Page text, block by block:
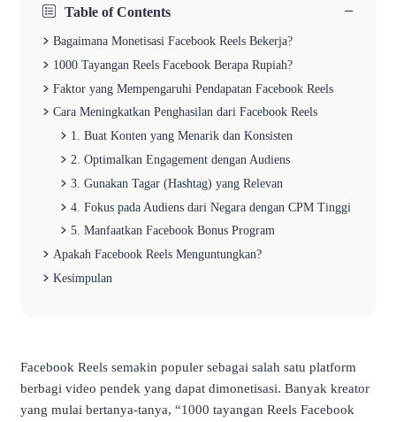
Table of Contents −
Bagaimana Monetisasi Facebook Reels Bekerja?
1000 Tayangan Reels Facebook Berapa Rupiah?
Faktor yang Mempengaruhi Pendapatan Facebook Reels
Cara Meningkatkan Penghasilan dari Facebook Reels
1. Buat Konten yang Menarik dan Konsisten
2. Optimalkan Engagement dengan Audiens
3. Gunakan Tagar (Hashtag) yang Relevan
4. Fokus pada Audiens dari Negara dengan CPM Tinggi
5. Manfaatkan Facebook Bonus Program
Apakah Facebook Reels Menguntungkan?
Kesimpulan
Facebook Reels semakin populer sebagai salah satu platform
berbagi video pendek yang dapat dimonetisasi. Banyak kreator
yang mulai bertanya-tanya, “1000 tayangan Reels Facebook